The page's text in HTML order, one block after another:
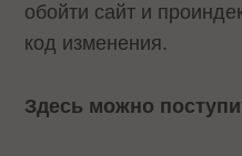
обойти сайт и
код изменения.
Здесь можно